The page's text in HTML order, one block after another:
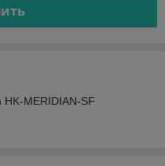
MERIDIAN-SF